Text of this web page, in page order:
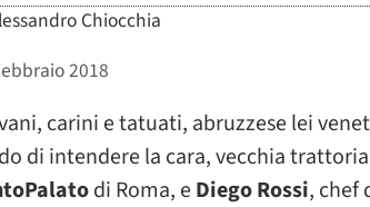
Chiocchia
2018
carini e tatuati, abruzzese lei
di intendere la cara, vecchia
di Roma, eDiego Rossi, chef